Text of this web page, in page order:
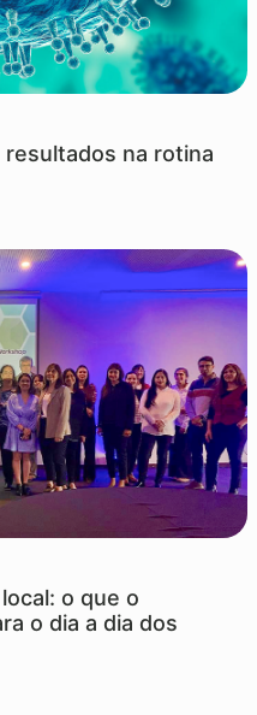
na rotina
o que o
o dia a dia dos